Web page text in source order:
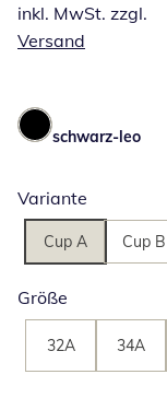
inkl. MwSt. zzgl.
Versand
schwarz-leo
Variante
Cup A Cup B
Größe
32A 34A